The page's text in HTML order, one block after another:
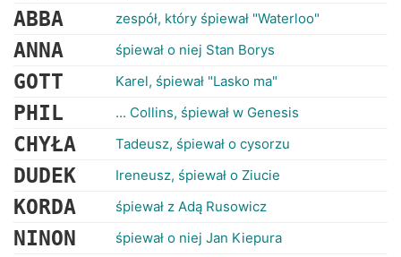
RANKINGI
ABBA zespół, który śpiewał "Waterloo"
ANNA śpiewał o niej Stan Borys
GOTT Karel, śpiewał "Lasko ma"
PHIL ... Collins, śpiewał w Genesis
CHYŁA Tadeusz, śpiewał o cysorzu
DUDEK Ireneusz, śpiewał o Ziucie
KORDA śpiewał z Adą Rusowicz
NINON śpiewał o niej Jan Kiepura